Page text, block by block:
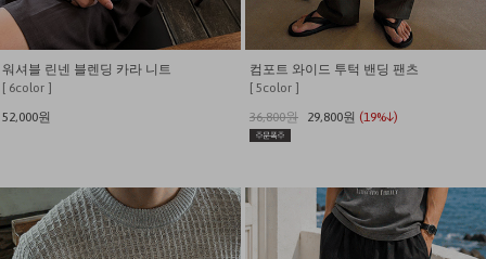
워셔블 린넨 블렌딩 카라 니트
[ 6color ]
52,000원
컴포트 와이드 투턱 밴딩 팬츠
[ 5color ]
36,800원
29,800원 (19%↓)